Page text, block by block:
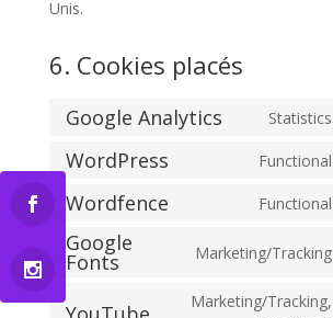
Unis.
6. Cookies placés
Google Analytics Statistics
WordPress Functional
Wordfence Functional
Google
Fonts Marketing/Tracking
Marketing/Tracking,